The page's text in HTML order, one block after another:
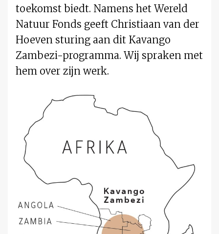
toekomst biedt. Namens het Wereld
Natuur Fonds geeft Christiaan van der
Hoeven sturing aan dit Kavango
Zambezi-programma. Wij spraken met
hem over zijn werk.